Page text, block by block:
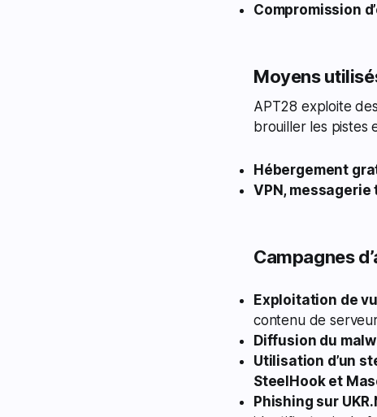
Compromission
Moyens
APT28 exploite
brouiller les pistes
Hébergement
VPN, messagerie
Campagnes
Exploitation de
contenu de
Diffusion du
Utilisation d’un
SteelHook et
Phishing sur